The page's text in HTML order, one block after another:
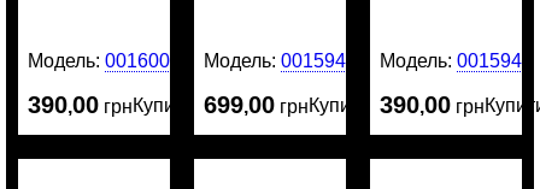
Модель:0016003
390,00 грнКупити
Модель:0015946
699,00 грнКупити
Модель: 0015945
390,00 грн